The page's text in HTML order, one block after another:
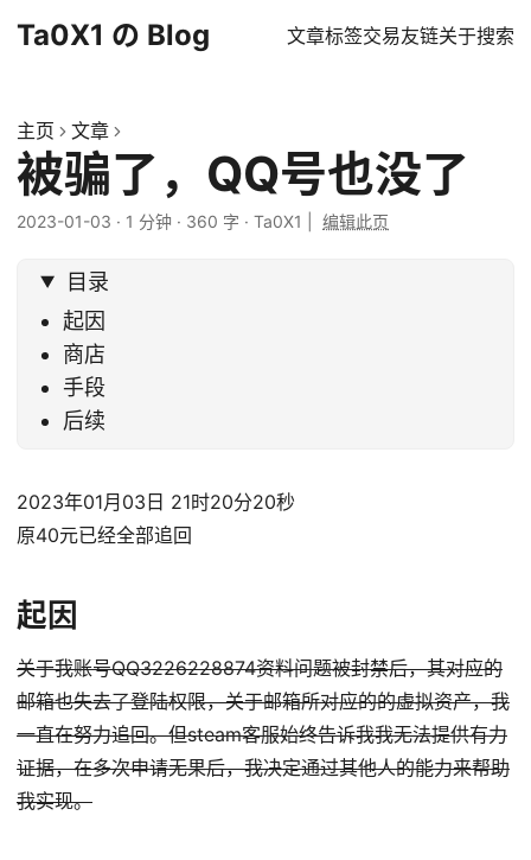
Ta0X1 の Blog 文章标签交易友链关于搜索
主页 文章
被骗了，QQ号也没了
2023-01-03 · 1 分钟 · 360 字 · Ta0X1 编辑此页
目录
起因
商店
手段
后续
2023年01月03日 21时20分20秒
原40元已经全部追回
起因
关于我账号QQ3226228874资料问题被封禁后，其对应的
邮箱也失去了登陆权限，关于邮箱所对应的的虚拟资产，我
一直在努力追回。但steam客服始终告诉我我无法提供有力
证据，在多次申请无果后，我决定通过其他人的能力来帮助
我实现。